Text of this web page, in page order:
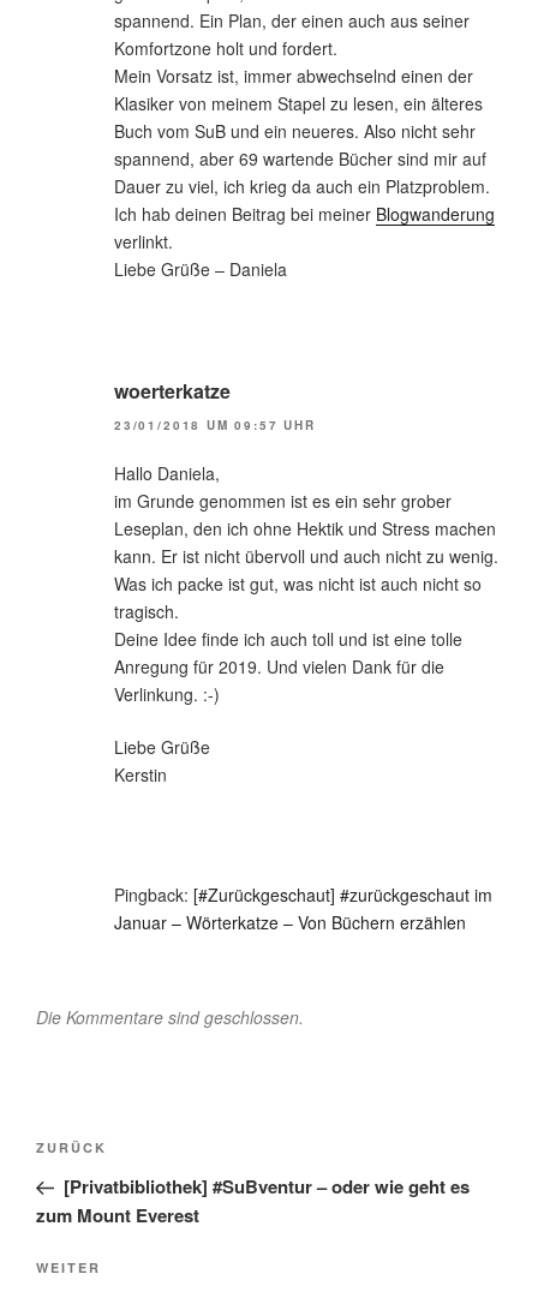
spannend. Ein Plan, der einen auch aus seiner
Komfortzone holt und fordert.
Mein Vorsatz ist, immer abwechselnd einen der
Klasiker von meinem Stapel zu lesen, ein älteres
Buch vom SuB und ein neueres. Also nicht sehr
spannend, aber 69 wartende Bücher sind mir auf
Dauer zu viel, ich krieg da auch ein Platzproblem.
Ich hab deinen Beitrag bei meiner Blogwanderung
verlinkt.
Liebe Grüße – Daniela
woerterkatze
23/01/2018 UM 09:57 UHR
Hallo Daniela,
im Grunde genommen ist es ein sehr grober
Leseplan, den ich ohne Hektik und Stress machen
kann. Er ist nicht übervoll und auch nicht zu wenig.
Was ich packe ist gut, was nicht ist auch nicht so
tragisch.
Deine Idee finde ich auch toll und ist eine tolle
Anregung für 2019. Und vielen Dank für die
Verlinkung. :-)
Liebe Grüße
Kerstin
Pingback: [#Zurückgeschaut] #zurückgeschaut im
Januar – Wörterkatze – Von Büchern erzählen
Die Kommentare sind geschlossen.
Beitragsnavigation
Vorheriger
Beitrag
ZURÜCK
[Privatbibliothek] #SuBventur – oder wie geht es
zum Mount Everest
Nächster
WEITER